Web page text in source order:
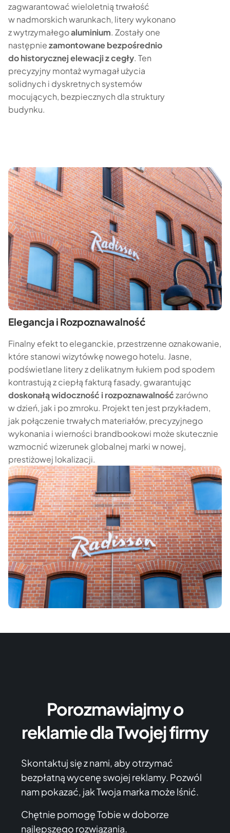
zagwarantować wieloletnią trwałość
w nadmorskich warunkach, litery wykonano
z wytrzymałegoaluminium. Zostały one
następniezamontowane bezpośrednio
do historycznej elewacji z cegły. Ten
precyzyjny montaż wymagał użycia
solidnych i dyskretnych systemów
mocujących, bezpiecznych dla struktury
budynku.
Elegancja i Rozpoznawalność
Finalny efekt to eleganckie, przestrzenne oznakowanie,
które stanowi wizytówkę nowego hotelu. Jasne,
podświetlane litery z delikatnym łukiem pod spodem
kontrastują z ciepłą fakturą fasady, gwarantując
doskonałą widoczność i rozpoznawalnośćzarówno
w dzień, jak i po zmroku. Projekt ten jest przykładem,
jak połączenie trwałych materiałów, precyzyjnego
wykonania i wierności brandbookowi może skutecznie
wzmocnić wizerunek globalnej marki w nowej,
prestiżowej lokalizacji.
Porozmawiajmy o
reklamie dla Twojej firmy
Skontaktuj się z nami, aby otrzymać
bezpłatną wycenę swojej reklamy. Pozwól
nam pokazać, jak Twoja marka może lśnić.
Chętnie pomogę Tobie w doborze
najlepszego rozwiązania.